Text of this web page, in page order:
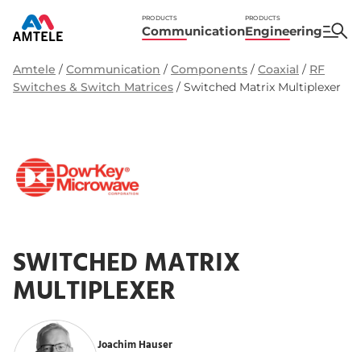
PRODUCTS
Communication
PRODUCTS
Engineering
Amtele / Communication / Components / Coaxial / RF
Switches & Switch Matrices / Switched Matrix Multiplexer
SWITCHED MATRIX
MULTIPLEXER
Joachim Hauser